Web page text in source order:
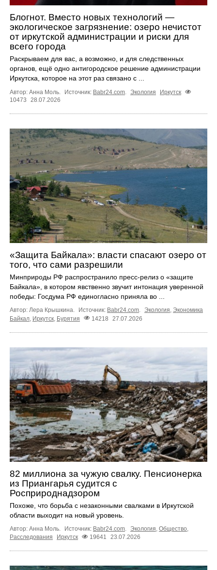
Блогнот. Вместо новых технологий —
экологическое загрязнение: озеро нечистот
от иркутской администрации и риски для
всего города
Раскрываем для вас, а возможно, и для следственных
органов, ещё одно антигородское решение администрации
Иркутска, которое на этот раз связано с ...
Автор: Анна Моль. Источник: Babr24.com Экология
Иркутск
10473
28.07.2026
«Защита Байкала»: власти спасают озеро от
того, что сами разрешили
Минприроды РФ распространило пресс-релиз о «защите
Байкала», в котором явственно звучит интонация уверенной
победы: Госдума РФ единогласно приняла во ...
Автор: Лера Крышкина. Источник: Babr24.com. Экология, Экономика
Байкал Иркутск Бурятия 14218 27.07.2026
82 миллиона за чужую свалку. Пенсионерка
из Приангарья судится с
Росприроднадзором
Похоже, что борьба с незаконными свалками в Иркутской
области выходит на новый уровень.
Автор: Анна Моль. Источник: Babr24.com. Экология, Общество,
Расследования
Иркутск 19641 23.07.2026